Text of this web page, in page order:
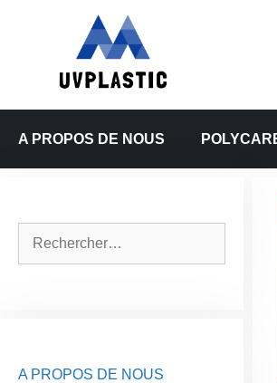
A PROPOS DE NOUS
A PROPOS DE NOUS